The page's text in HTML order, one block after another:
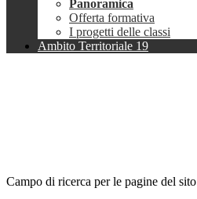
Panoramica
Offerta formativa
I progetti delle classi
Ambito Territoriale 19
Campo di ricerca per le pagine del sito